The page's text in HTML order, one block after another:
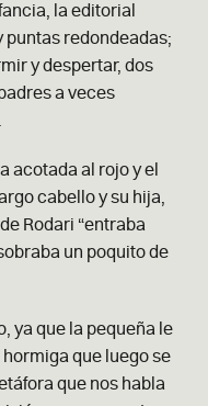
la editorial
puntas redondeadas;
y despertar, dos
a veces
acotada al rojo y el
cabello y su hija,
Rodari “entraba
un poquito de
ya que la pequeña le
que luego se
que nos habla